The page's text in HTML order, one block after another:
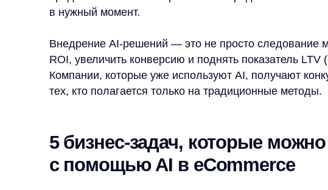
5 бизнес-задач, которые можно
с помощью AI в eCommerce
Искусственный интеллект способен решить множество
но есть пять ключевых направлений, где его применение
Персонализация рекомендаций и рост среднего чека
Удобный и быстрый поиск товаров
Увеличение конверсии и снижение отказов